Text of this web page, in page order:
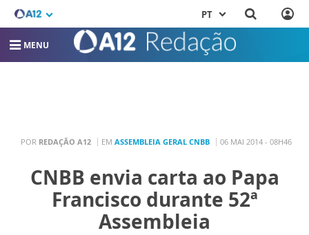
PT
MENU
POR REDAÇÃO A12 EM ASSEMBLEIA GERAL CNBB 06 MAI 2014 - 08H46
CNBB envia carta ao Papa
Francisco durante 52ª
Assembleia